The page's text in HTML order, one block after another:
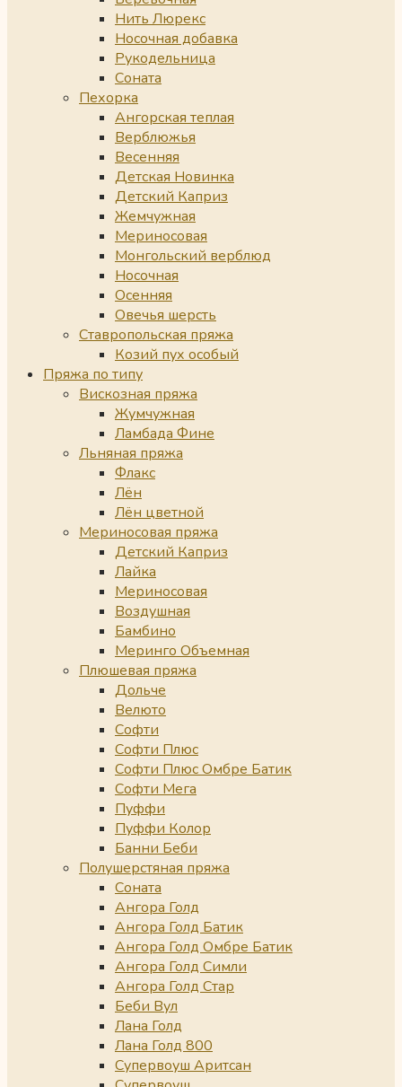
Нить Люрекс
Носочная добавка
Рукодельница
Соната
Пехорка
Ангорская теплая
Верблюжья
Весенняя
Детская Новинка
Детский Каприз
Жемчужная
Мериносовая
Монгольский верблюд
Носочная
Осенняя
Овечья шерсть
Ставропольская пряжа
Козий пух особый
Пряжа по типу
Вискозная пряжа
Жумчужная
Ламбада Фине
Льняная пряжа
Флакс
Лён
Лён цветной
Мериносовая пряжа
Детский Каприз
Лайка
Мериносовая
Воздушная
Бамбино
Меринго Объемная
Плюшевая пряжа
Дольче
Велюто
Софти
Софти Плюс
Софти Плюс Омбре Батик
Софти Мега
Пуффи
Пуффи Колор
Банни Беби
Полушерстяная пряжа
Соната
Ангора Голд
Ангора Голд Батик
Ангора Голд Омбре Батик
Ангора Голд Симли
Ангора Голд Стар
Беби Вул
Лана Голд
Лана Голд 800
Супервоуш Аритсан